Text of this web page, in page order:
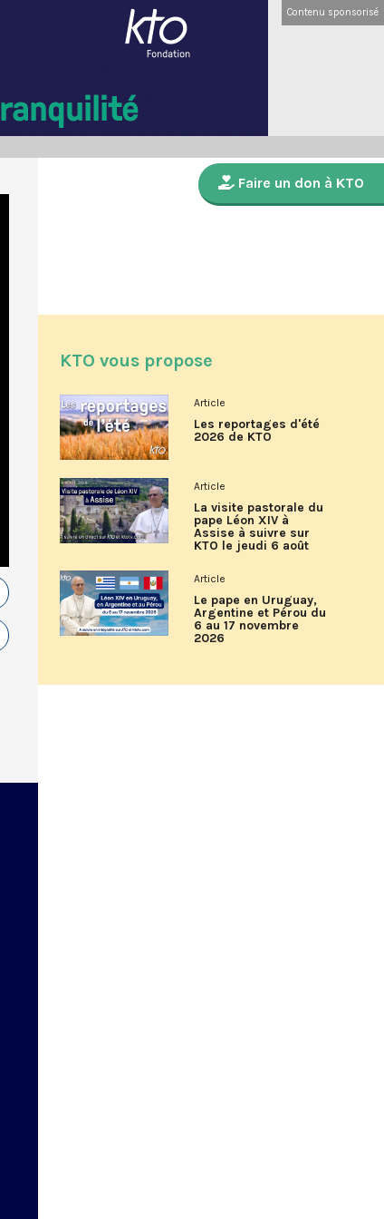
Contenu sponsorisé
Faire un don à KTO
KTO vous propose
Article
Les reportages d'été
2026 de KTO
Article
La visite pastorale du
pape Léon XIV à
Assise à suivre sur
KTO le jeudi 6 août
Article
Le pape en Uruguay,
Argentine et Pérou du
6 au 17 novembre
2026